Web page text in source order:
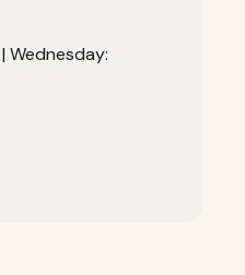
Wednesday: